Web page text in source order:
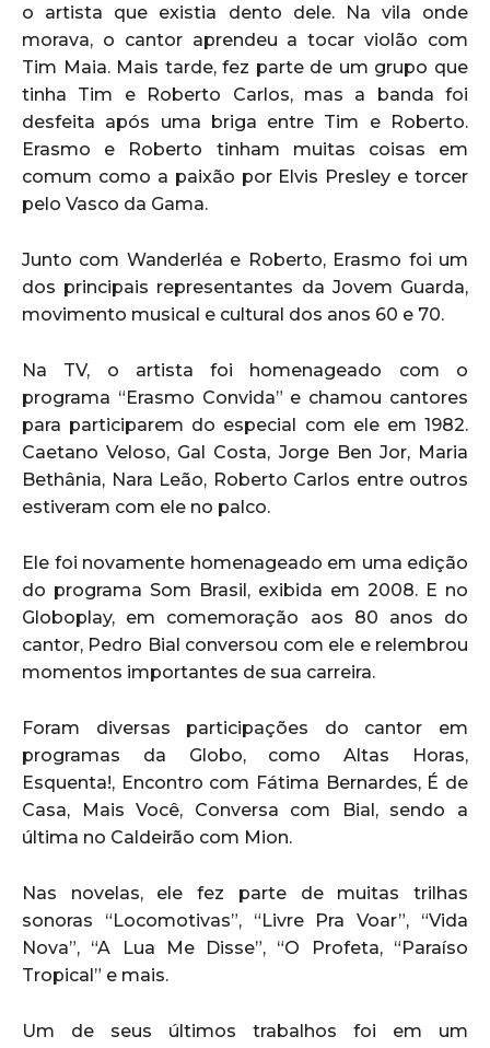
o artista que existia dento dele. Na vila onde
morava, o cantor aprendeu a tocar violão com
Tim Maia. Mais tarde, fez parte de um grupo que
tinha Tim e Roberto Carlos, mas a banda foi
desfeita após uma briga entre Tim e Roberto.
Erasmo e Roberto tinham muitas coisas em
comum como a paixão por Elvis Presley e torcer
pelo Vasco da Gama.
Junto com Wanderléa e Roberto, Erasmo foi um
dos principais representantes da Jovem Guarda,
movimento musical e cultural dos anos 60 e 70.
Na TV, o artista foi homenageado com o
programa “Erasmo Convida” e chamou cantores
para participarem do especial com ele em 1982.
Caetano Veloso, Gal Costa, Jorge Ben Jor, Maria
Bethânia, Nara Leão, Roberto Carlos entre outros
estiveram com ele no palco.
Ele foi novamente homenageado em uma edição
do programa Som Brasil, exibida em 2008. E no
Globoplay, em comemoração aos 80 anos do
cantor, Pedro Bial conversou com ele e relembrou
momentos importantes de sua carreira.
Foram diversas participações do cantor em
programas da Globo, como Altas Horas,
Esquenta!, Encontro com Fátima Bernardes, É de
Casa, Mais Você, Conversa com Bial, sendo a
última no Caldeirão com Mion.
Nas novelas, ele fez parte de muitas trilhas
sonoras “Locomotivas”, “Livre Pra Voar”, “Vida
Nova”, “A Lua Me Disse”, “O Profeta, “Paraíso
Tropical” e mais.
Um de seus últimos trabalhos foi em um